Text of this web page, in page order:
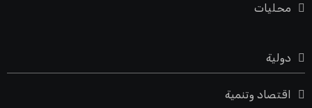
محليات
دولية
اقتصاد وتنمية